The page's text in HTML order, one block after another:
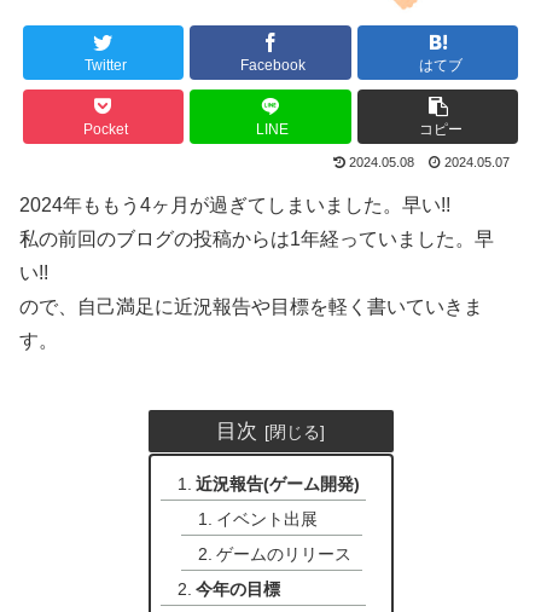
Twitter Facebook はてブ
Pocket LINE コピー
2024.05.08 2024.05.07
2024年ももう4ヶ月が過ぎてしまいました。早い!!
私の前回のブログの投稿からは1年経っていました。早
い!!
ので、自己満足に近況報告や目標を軽く書いていきま
す。
目次
近況報告(ゲーム開発)
イベント出展
ゲームのリリース
今年の目標